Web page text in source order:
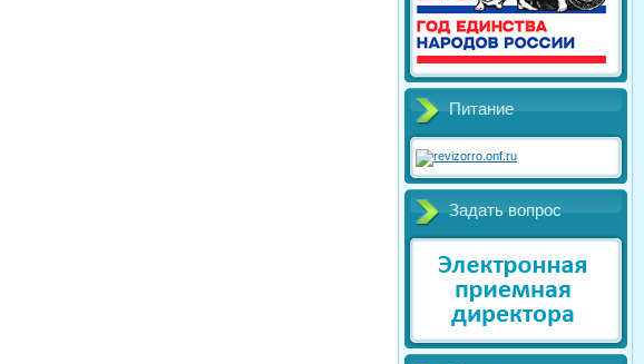
Питание
Задать вопрос